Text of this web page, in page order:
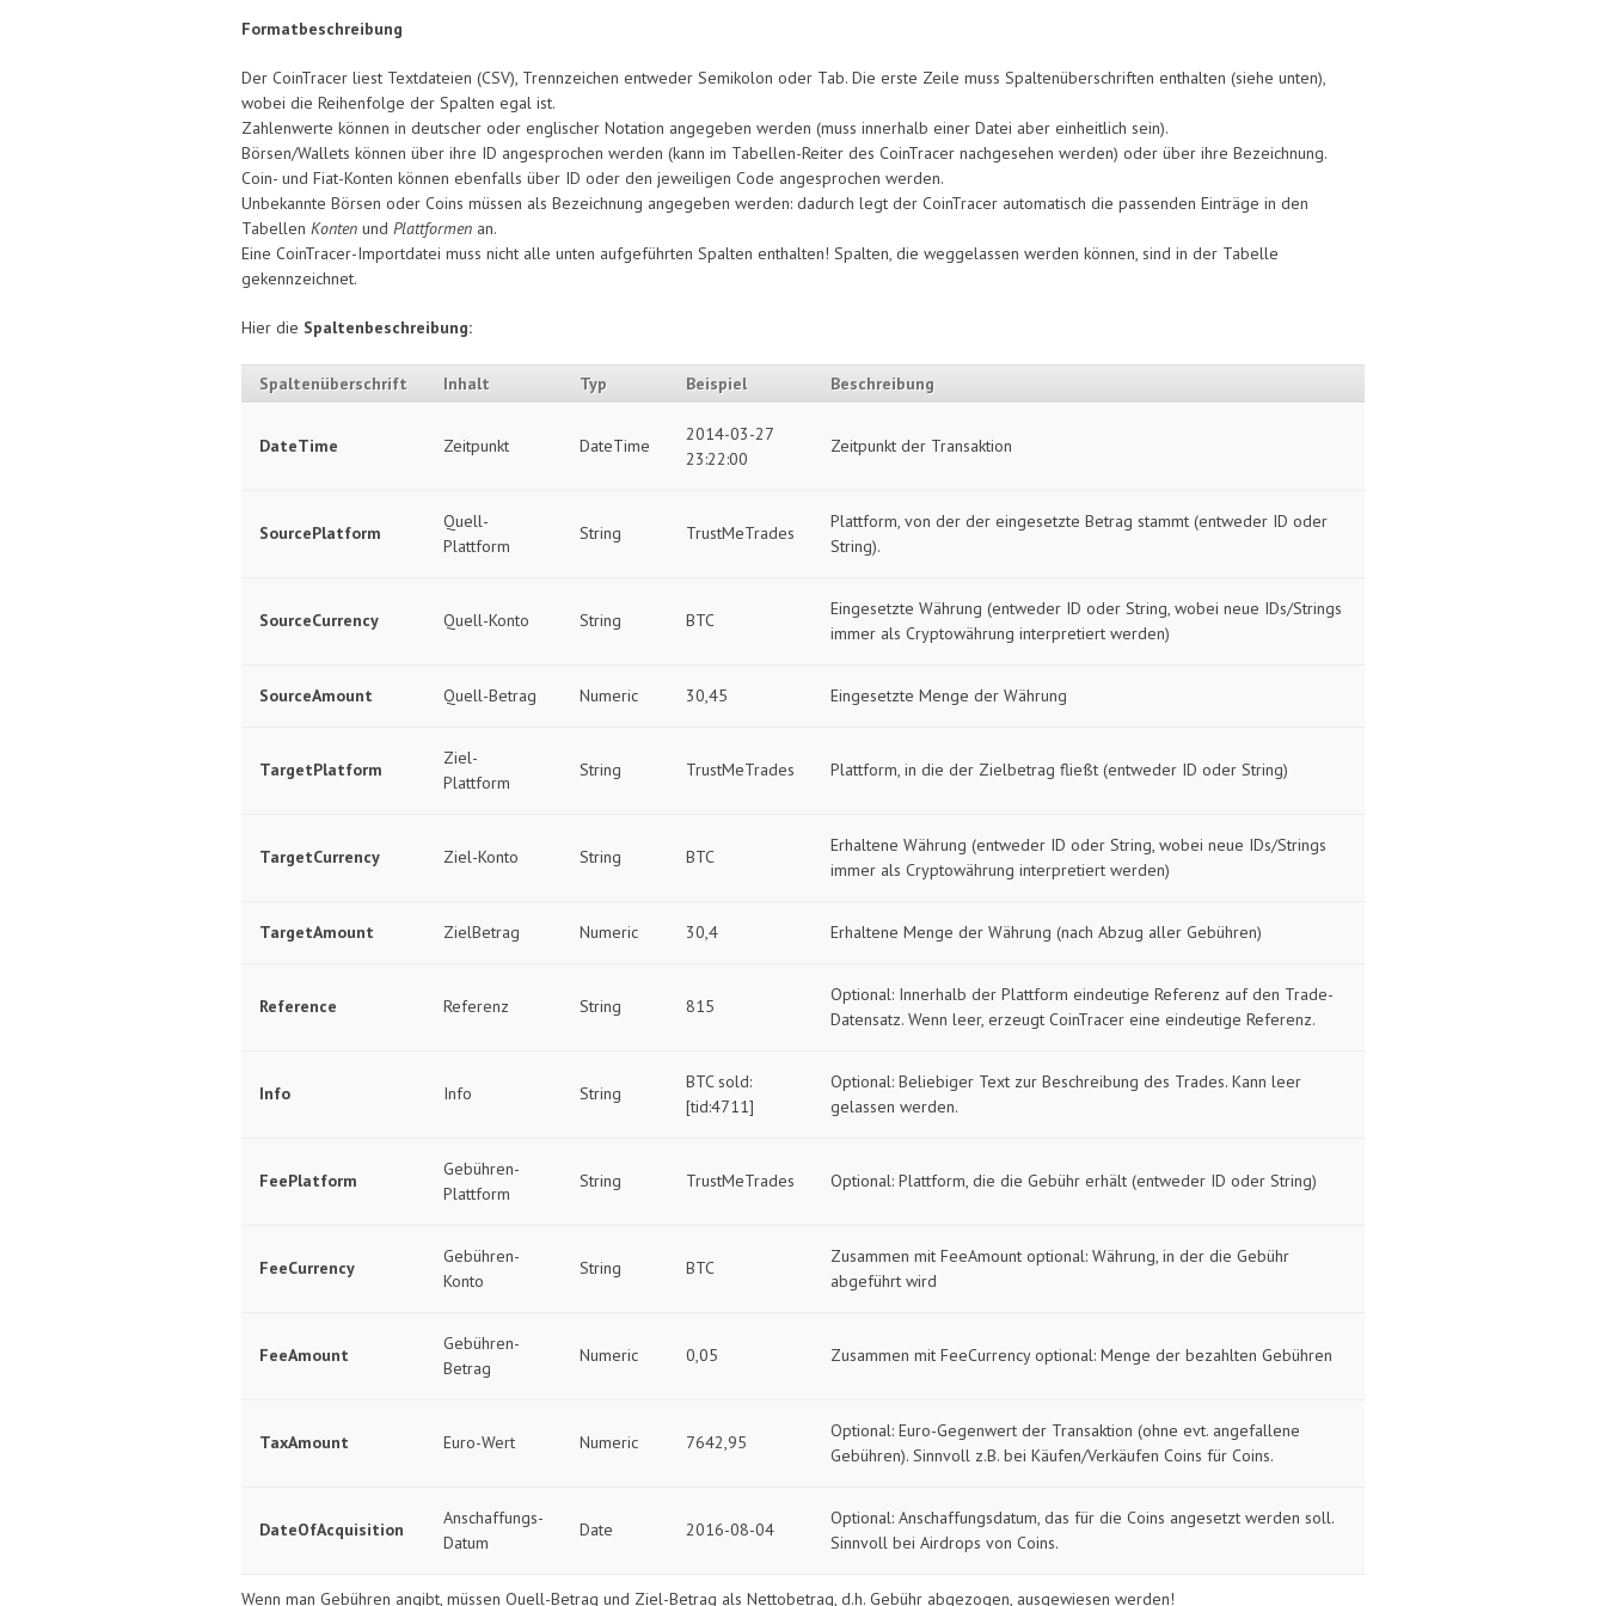
Formatbeschreibung
Der CoinTracer liest Textdateien (CSV), Trennzeichen entweder Semikolon oder Tab. Die erste Zeile muss Spaltenüberschriften enthalten (siehe unten),
wobei die Reihenfolge der Spalten egal ist.
Zahlenwerte können in deutscher oder englischer Notation angegeben werden (muss innerhalb einer Datei aber einheitlich sein).
Börsen/Wallets können über ihre ID angesprochen werden (kann im Tabellen-Reiter des CoinTracer nachgesehen werden) oder über ihre Bezeichnung.
Coin- und Fiat-Konten können ebenfalls über ID oder den jeweiligen Code angesprochen werden.
Unbekannte Börsen oder Coins müssen als Bezeichnung angegeben werden: dadurch legt der CoinTracer automatisch die passenden Einträge in den
Tabellen Konten und Plattformen an.
Eine CoinTracer-Importdatei muss nicht alle unten aufgeführten Spalten enthalten! Spalten, die weggelassen werden können, sind in der Tabelle
gekennzeichnet.
Hier die Spaltenbeschreibung:
Spaltenüberschrift Inhalt Typ Beispiel Beschreibung
DateTime Zeitpunkt DateTime
2014-03-27
23:22:00
Zeitpunkt der Transaktion
SourcePlatform
Quell-
Plattform
String TrustMeTrades
Plattform, von der der eingesetzte Betrag stammt (entweder ID oder
String).
SourceCurrency Quell-Konto String BTC
Eingesetzte Währung (entweder ID oder String, wobei neue IDs/Strings
immer als Cryptowährung interpretiert werden)
SourceAmount Quell-Betrag Numeric 30,45 Eingesetzte Menge der Währung
TargetPlatform
Ziel-
Plattform
String TrustMeTrades Plattform, in die der Zielbetrag fließt (entweder ID oder String)
TargetCurrency Ziel-Konto String BTC
Erhaltene Währung (entweder ID oder String, wobei neue IDs/Strings
immer als Cryptowährung interpretiert werden)
TargetAmount ZielBetrag Numeric 30,4 Erhaltene Menge der Währung (nach Abzug aller Gebühren)
Reference Referenz String 815
Optional: Innerhalb der Plattform eindeutige Referenz auf den Trade-
Datensatz. Wenn leer, erzeugt CoinTracer eine eindeutige Referenz.
Info Info String
BTC sold:
[tid:4711]
Optional: Beliebiger Text zur Beschreibung des Trades. Kann leer
gelassen werden.
FeePlatform
Gebühren-
Plattform
String TrustMeTrades Optional: Plattform, die die Gebühr erhält (entweder ID oder String)
FeeCurrency
Gebühren-
Konto
String BTC
Zusammen mit FeeAmount optional: Währung, in der die Gebühr
abgeführt wird
FeeAmount
Gebühren-
Betrag
Numeric 0,05 Zusammen mit FeeCurrency optional: Menge der bezahlten Gebühren
TaxAmount Euro-Wert Numeric 7642,95
Optional: Euro-Gegenwert der Transaktion (ohne evt. angefallene
Gebühren). Sinnvoll z.B. bei Käufen/Verkäufen Coins für Coins.
DateOfAcquisition
Anschaffungs-
Datum
Date 2016-08-04
Optional: Anschaffungsdatum, das für die Coins angesetzt werden soll.
Sinnvoll bei Airdrops von Coins.
Wenn man Gebühren angibt, müssen Quell-Betrag und Ziel-Betrag als Nettobetrag, d.h. Gebühr abgezogen, ausgewiesen werden!